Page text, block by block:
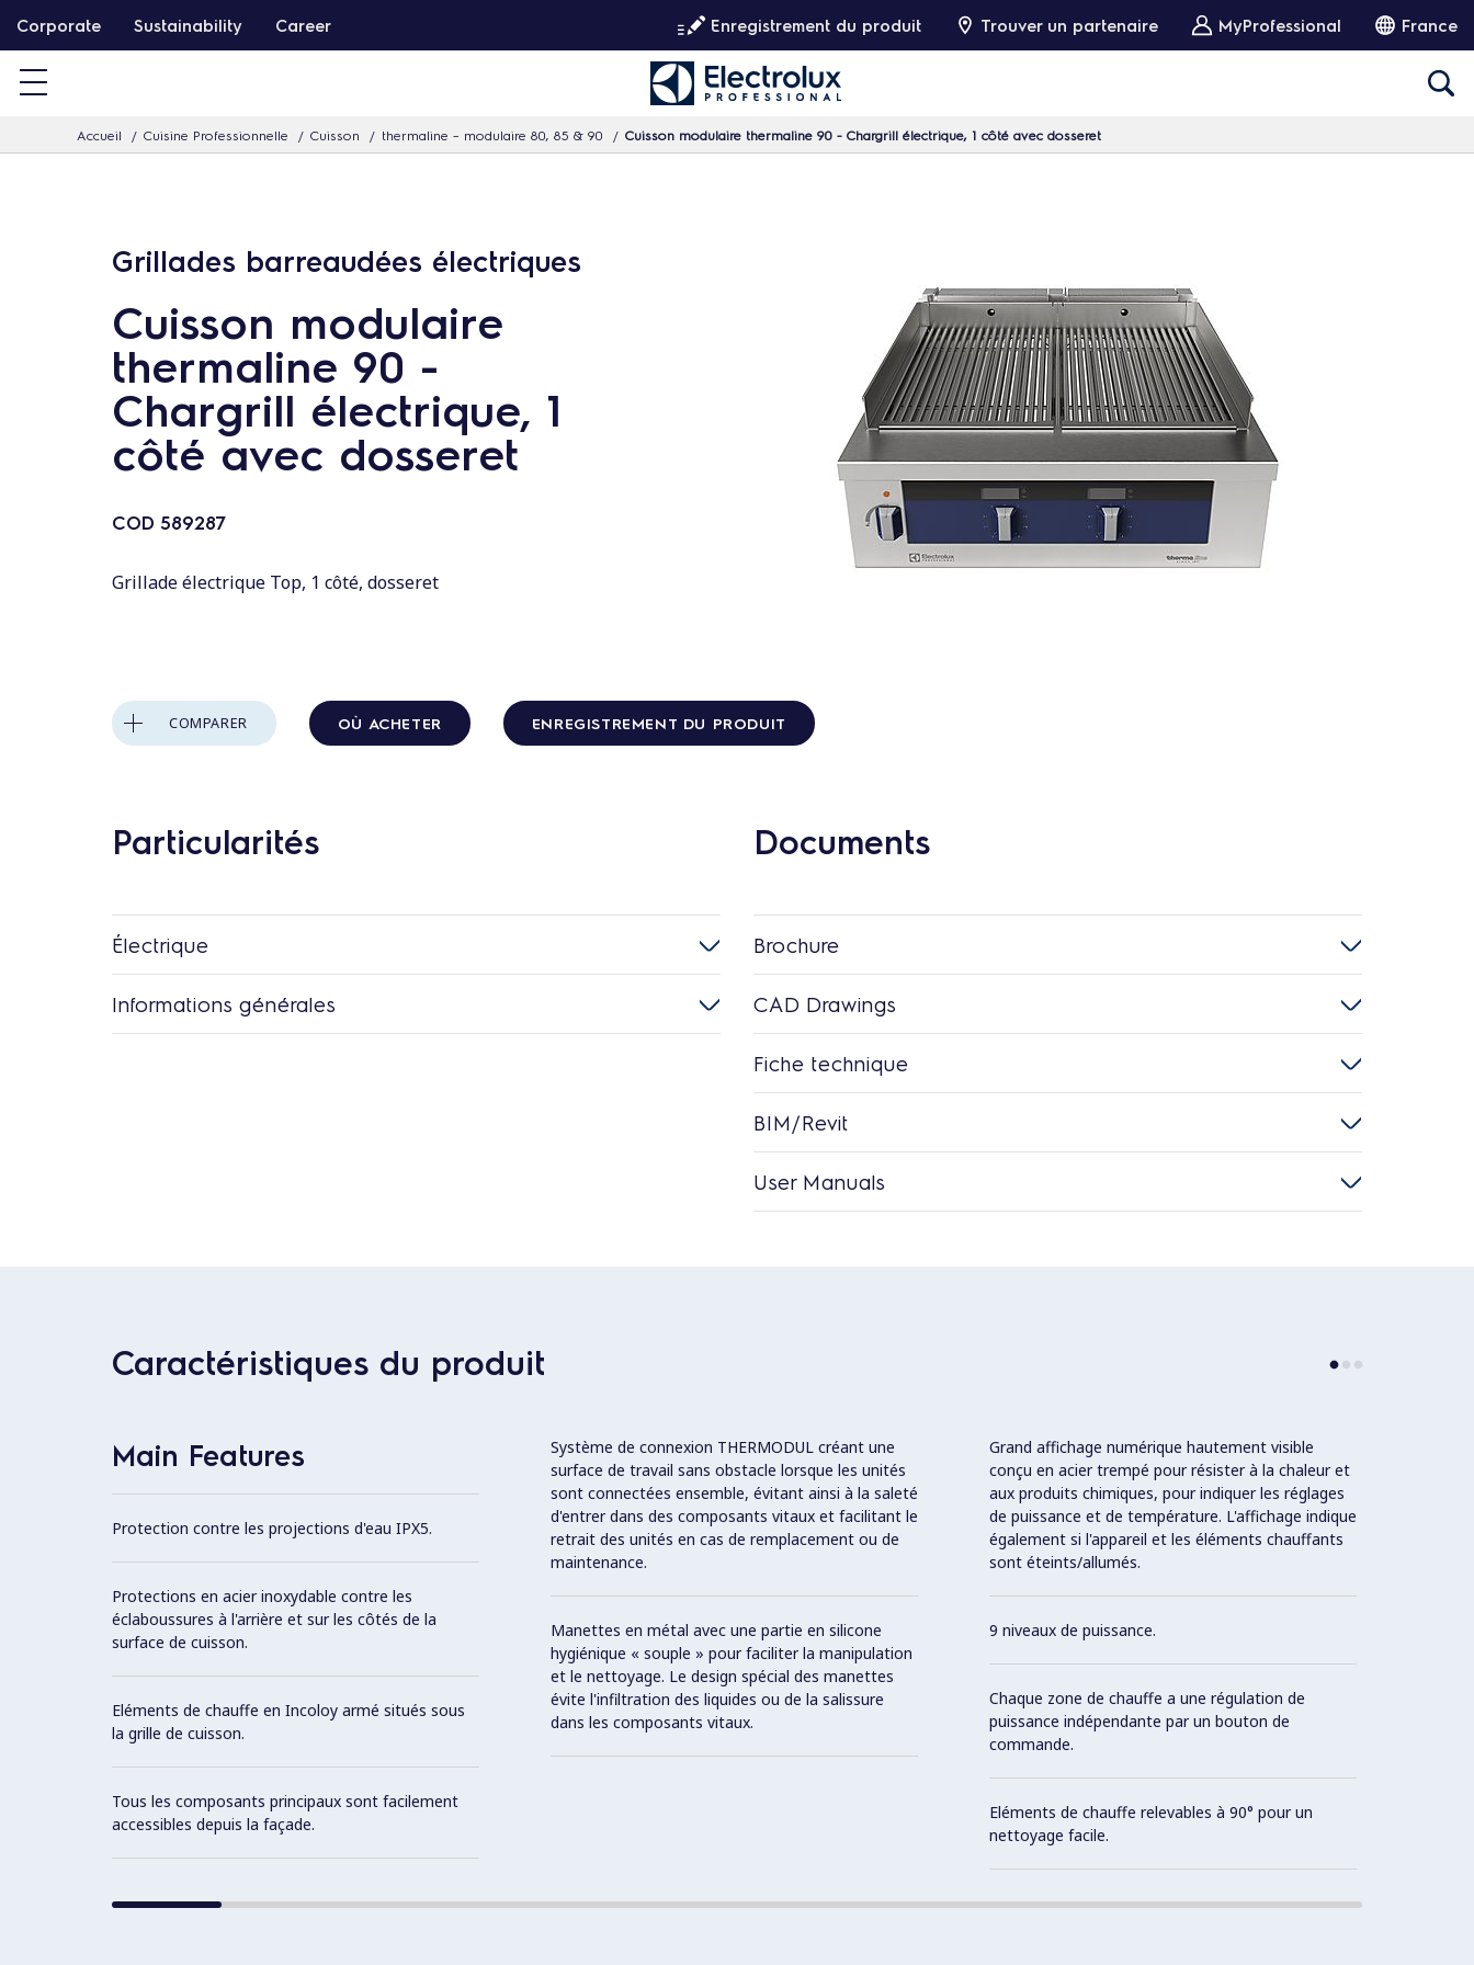
a
Corporate Sustainability Career Enregistrement du produit Trouver un partenaire MyProfessional France
Accueil Cuisine Professionnelle Cuisson thermaline – modulaire 80, 85 & 90 Cuisson modulaire thermaline 90 - Chargrill électrique, 1 côté avec dosseret
Grillades barreaudées électriques
Cuisson modulaire
thermaline 90 -
Chargrill électrique, 1
côté avec dosseret
COD 589287
Grillade électrique Top, 1 côté, dosseret
COMPARER OÙ ACHETER ENREGISTREMENT DU PRODUIT
Particularités
Électrique
Informations générales
Documents
Brochure
CAD Drawings
Fiche technique
BIM/Revit
User Manuals
Caractéristiques du produit
Main Features
Protection contre les projections d'eau IPX5.
Protections en acier inoxydable contre les
éclaboussures à l'arrière et sur les côtés de la
surface de cuisson.
Eléments de chauffe en Incoloy armé situés sous
la grille de cuisson.
Tous les composants principaux sont facilement
accessibles depuis la façade.
Système de connexion THERMODUL créant une
surface de travail sans obstacle lorsque les unités
sont connectées ensemble, évitant ainsi à la saleté
d'entrer dans des composants vitaux et facilitant le
retrait des unités en cas de remplacement ou de
maintenance.
Manettes en métal avec une partie en silicone
hygiénique « souple » pour faciliter la manipulation
et le nettoyage. Le design spécial des manettes
évite l'infiltration des liquides ou de la salissure
dans les composants vitaux.
Grand affichage numérique hautement visible
conçu en acier trempé pour résister à la chaleur et
aux produits chimiques, pour indiquer les réglages
de puissance et de température. L'affichage indique
également si l'appareil et les éléments chauffants
sont éteints/allumés.
9 niveaux de puissance.
Chaque zone de chauffe a une régulation de
puissance indépendante par un bouton de
commande.
Eléments de chauffe relevables à 90° pour un
nettoyage facile.